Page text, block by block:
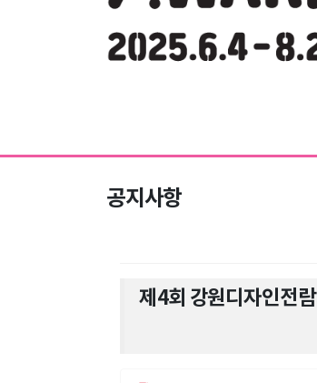
공지사항
제4회 강원디자인전